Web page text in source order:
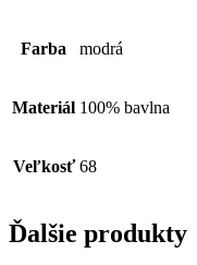
Farba modrá
Materiál 100% bavlna
Veľkosť 68
Ďalšie produkty